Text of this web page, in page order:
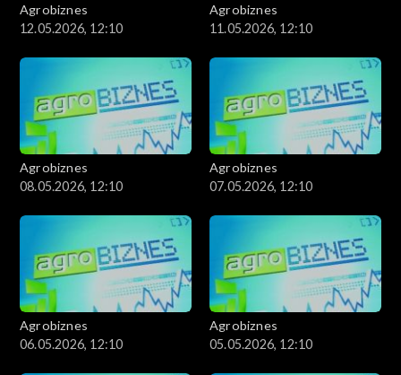
Agrobiznes
12.05.2026, 12:10
Agrobiznes
11.05.2026, 12:10
Agrobiznes
08.05.2026, 12:10
Agrobiznes
07.05.2026, 12:10
Agrobiznes
06.05.2026, 12:10
Agrobiznes
05.05.2026, 12:10